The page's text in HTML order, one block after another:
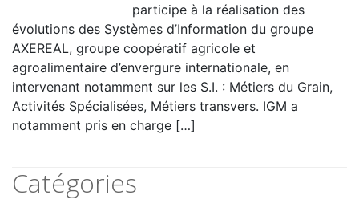
participe à la réalisation des
évolutions des Systèmes d’Information du groupe
AXEREAL, groupe coopératif agricole et
agroalimentaire d’envergure internationale, en
intervenant notamment sur les S.I. : Métiers du Grain,
Activités Spécialisées, Métiers transvers. IGM a
notamment pris en charge […]
Catégories